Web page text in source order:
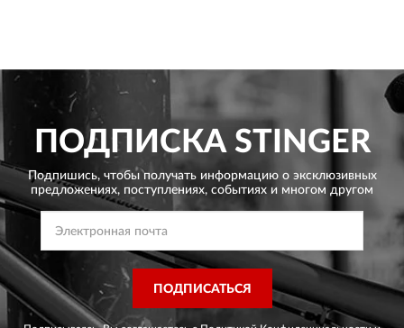
ПОДПИСКАSTINGER
Подпишись, чтобы получать информацию о эксклюзивных
предложениях, поступлениях, событиях и многом другом
ПОДПИСАТЬСЯ